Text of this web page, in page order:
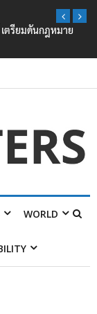
เตรียมดันกฎหมาย
WORLD